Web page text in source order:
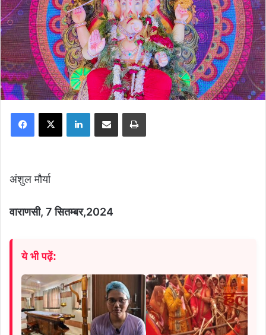
Facebook
X LinkedInShare via Email Print
अंशुल मौर्या
वाराणसी, 7 सितम्बर,2024
ये भी पढ़ें: